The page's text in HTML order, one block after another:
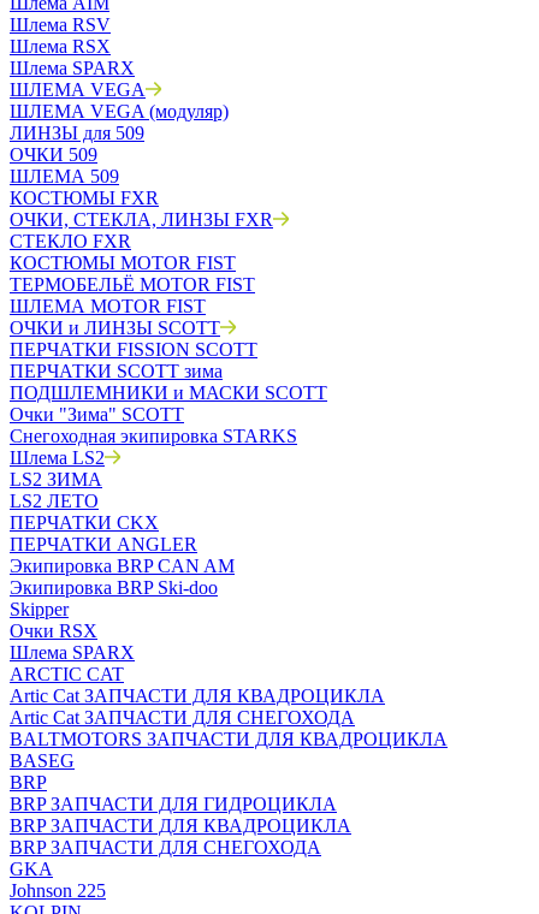
Шлема RSV
Шлема RSX
Шлема SPARX
ШЛЕМА VEGA
ШЛЕМА VEGA (модуляр)
ЛИНЗЫ для 509
ОЧКИ 509
ШЛЕМА 509
КОСТЮМЫ FXR
ОЧКИ, СТЕКЛА, ЛИНЗЫ FXR
СТЕКЛО FXR
КОСТЮМЫ MOTOR FIST
ТЕРМОБЕЛЬЁ MOTOR FIST
ШЛЕМА MOTOR FIST
ОЧКИ и ЛИНЗЫ SCOTT
ПЕРЧАТКИ FISSION SCOTT
ПЕРЧАТКИ SCOTT зима
ПОДШЛЕМНИКИ и МАСКИ SCOTT
Очки "Зима" SCOTT
Снегоходная экипировка STARKS
Шлема LS2
LS2 ЗИМА
LS2 ЛЕТО
ПЕРЧАТКИ CKX
ПЕРЧАТКИ ANGLER
Экипировка BRP CAN AM
Экипировка BRP Ski-doo
Skipper
Очки RSX
Шлема SPARX
ARCTIC CAT
Artic Cat ЗАПЧАСТИ ДЛЯ КВАДРОЦИКЛА
Artic Cat ЗАПЧАСТИ ДЛЯ СНЕГОХОДА
BALTMOTORS ЗАПЧАСТИ ДЛЯ КВАДРОЦИКЛА
BASEG
BRP
BRP ЗАПЧАСТИ ДЛЯ ГИДРОЦИКЛА
BRP ЗАПЧАСТИ ДЛЯ КВАДРОЦИКЛА
BRP ЗАПЧАСТИ ДЛЯ СНЕГОХОДА
GKA
Johnson 225